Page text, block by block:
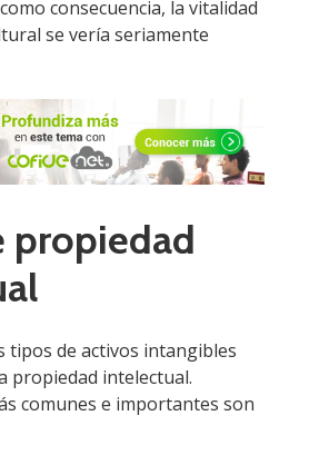
consecuencia, la vitalidad
se vería seriamente
propiedad
tipos de activos intangibles
propiedad intelectual.
comunes e importantes son